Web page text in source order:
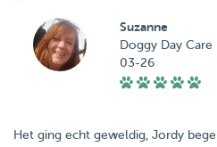
Suzanne
Doggy Day Care
03-26
Het ging echt geweldig, Jordy